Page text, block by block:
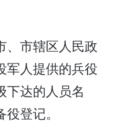
、市辖区人民政
军人提供的兵役
下达的人员名
登记。